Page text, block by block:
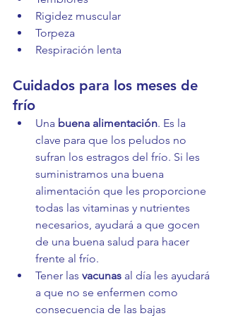
Rigidez muscular
Torpeza
Respiración lenta
Cuidados para los meses de
frío
Una buena alimentación. Es la
clave para que los peludos no
sufran los estragos del frío. Si les
suministramos una buena
alimentación que les proporcione
todas las vitaminas y nutrientes
necesarios, ayudará a que gocen
de una buena salud para hacer
frente al frío.
Tener las vacunas al día les ayudará
a que no se enfermen como
consecuencia de las bajas